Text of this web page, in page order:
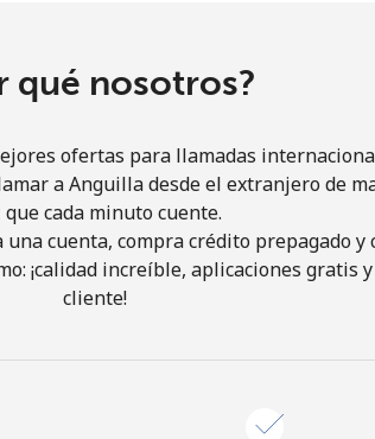
Únete
¡Hola!
qué nosotros?
ofertas para llamadas
a Anguilla desde el extranjero de
que cada minuto cuente.
cuenta, compra crédito prepagado y
¡calidad increíble, aplicaciones gratis
cliente!